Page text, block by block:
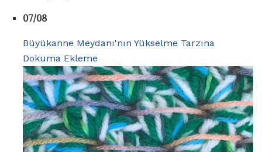
07/08
Büyükanne Meydanı'nın Yükselme Tarzına
Dokuma Ekleme